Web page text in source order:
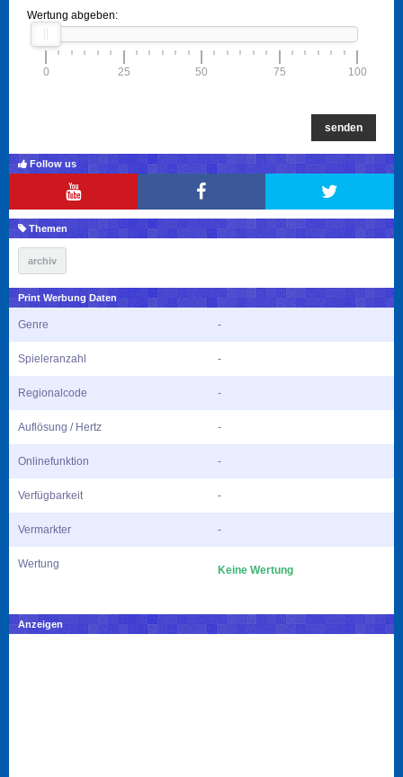
Wertung abgeben:
0 25 50 75 100
senden
Follow us
Themen
archiv
Print Werbung Daten
Genre -
Spieleranzahl -
Regionalcode -
Auflösung / Hertz -
Onlinefunktion -
Verfügbarkeit -
Vermarkter -
Wertung Keine Wertung
Anzeigen